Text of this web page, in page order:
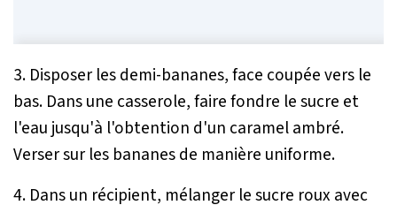
3. Disposer les demi-bananes, face coupée vers le
bas. Dans une casserole, faire fondre le sucre et
l'eau jusqu'à l'obtention d'un caramel ambré.
Verser sur les bananes de manière uniforme.
4. Dans un récipient, mélanger le sucre roux avec